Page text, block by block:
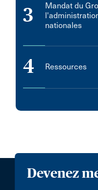
3
Mandat du
nationales
4 Ressources
Devenez